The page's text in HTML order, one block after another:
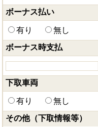
ボーナス払い
有り 無し
ボーナス時支払
下取車両
有り 無し
その他（下取情報等）